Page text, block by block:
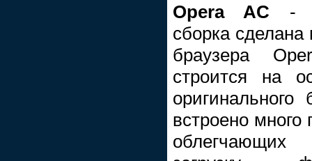
Opera AC -
cборка сделана
браузера
строится на
встроено
облегчающих